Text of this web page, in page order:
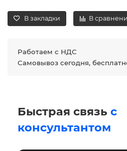
В закладки В
Работаем с НДС
Самовывоз сегодня,
Быстрая связь с
консультантом